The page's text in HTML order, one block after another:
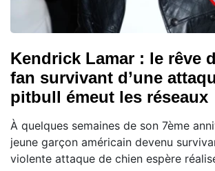
Kendrick Lamar : le rêve
fan survivant d’une
pitbull émeut les réseaux
À quelques semaines de son 7ème
jeune garçon américain devenu
violente attaque de chien espère